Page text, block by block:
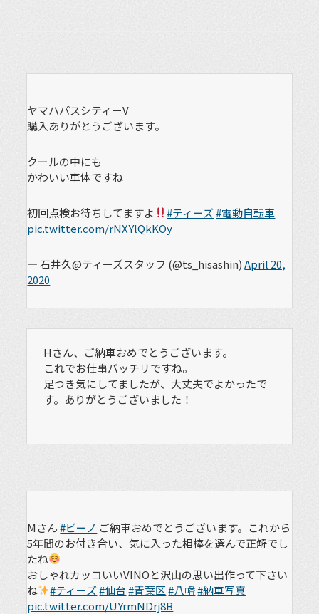
ヤマハパスシティーV
購入ありがとうございます。
クールの中にも
かわいい車体ですね
初回点検お待ちしてますよ #ティーズ#電動自転車
pic.twitter.com/rNXYlQkKOy
— 石井久@ティーズスタッフ (@ts_hisashin)April 20,
2020
Hさん、ご納車おめでとうございます。
これでお仕事バッチリですね。
足つき気にしてましたが、大丈夫でよかったで
す。ありがとうございました！
Mさん#ビーノ ご納車おめでとうございます。これから
5年間のお付き合い、気に入った相棒を選んで正解でし
たね
おしゃれカッコいいVINOと沢山の思い出作って下さい
ね
#ティーズ#仙台#青葉区 #八幡#納車写真
pic.twitter.com/UYrmNDrj8B